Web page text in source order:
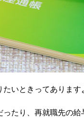
いときってあります
たり、再就職先の給